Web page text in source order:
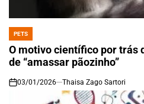
POSTED
IN
PETS
O motivo científico por trás
de “amassar pãozinho”
on
03/01/2026 Thaisa Zago Sartori